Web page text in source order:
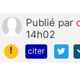
Publié par
14h02
!
citer